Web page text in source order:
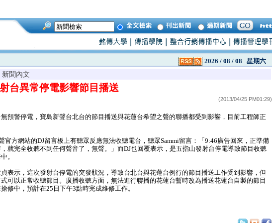
2026 / 08 / 08 星期六
新聞內文
台異常停電影響節目播送
(2013/04/25 PM01:29)
預警停電，寶島新聲台北台的節目播送與花蓮台希望之聲的聯播都受到影響，目前工程師正
方網站的DJ留言板上有聽眾反應無法收聽電台，聽眾Sammi留言：「9:46廣告回來，正準備
就完全收聽不到任何聲音了，無聲。」而DJ也回覆表示，是五指山發射台停電導致節目收聽
。
表示，這次發射台停電的突發狀況，導致台北台與花蓮台例行的節目播送工作受到影響，但
可以正常收聽節目。廣播收聽方面，無法進行聯播的花蓮台暫時改為播送花蓮台自製的節目
修中，預計在25日下午3點時完成維修工作。